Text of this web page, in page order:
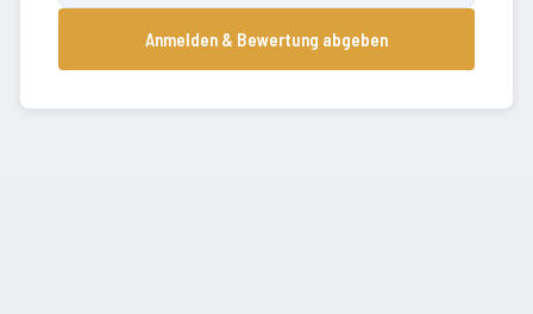
Anmelden & Bewertung abgeben